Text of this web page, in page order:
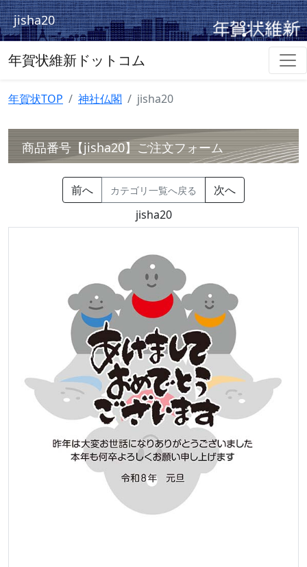
jisha20
年賀状維新ドットコム
年賀状TOP 神社仏閣 jisha20
商品番号【jisha20】ご注文フォーム
前へ カテゴリ一覧へ戻る
次へ
jisha20